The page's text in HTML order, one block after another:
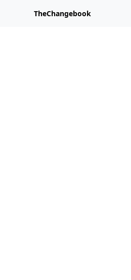
TheChangebook